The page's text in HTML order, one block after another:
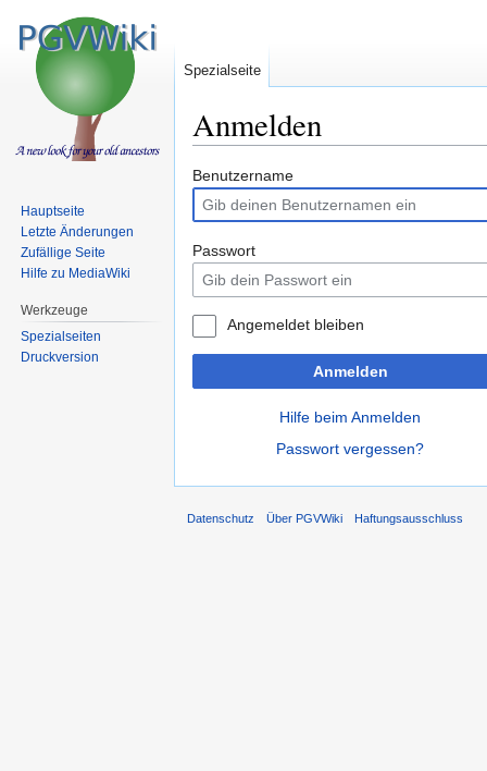
Anmelden
Zur
Navigation
springen
Zur
Suche
springen
Benutzername
Passwort
Angemeldet bleiben
Anmelden
Hilfe beim Anmelden
Passwort vergessen?
Spezialseite
Hauptseite
Letzte Änderungen
Zufällige Seite
Hilfe zu MediaWiki
Werkzeuge
Spezialseiten
Druckversion
Datenschutz Über PGVWiki Haftungsausschluss